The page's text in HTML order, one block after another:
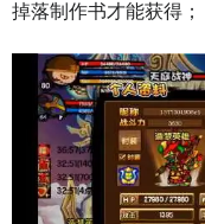
掉落制作书才能获得；